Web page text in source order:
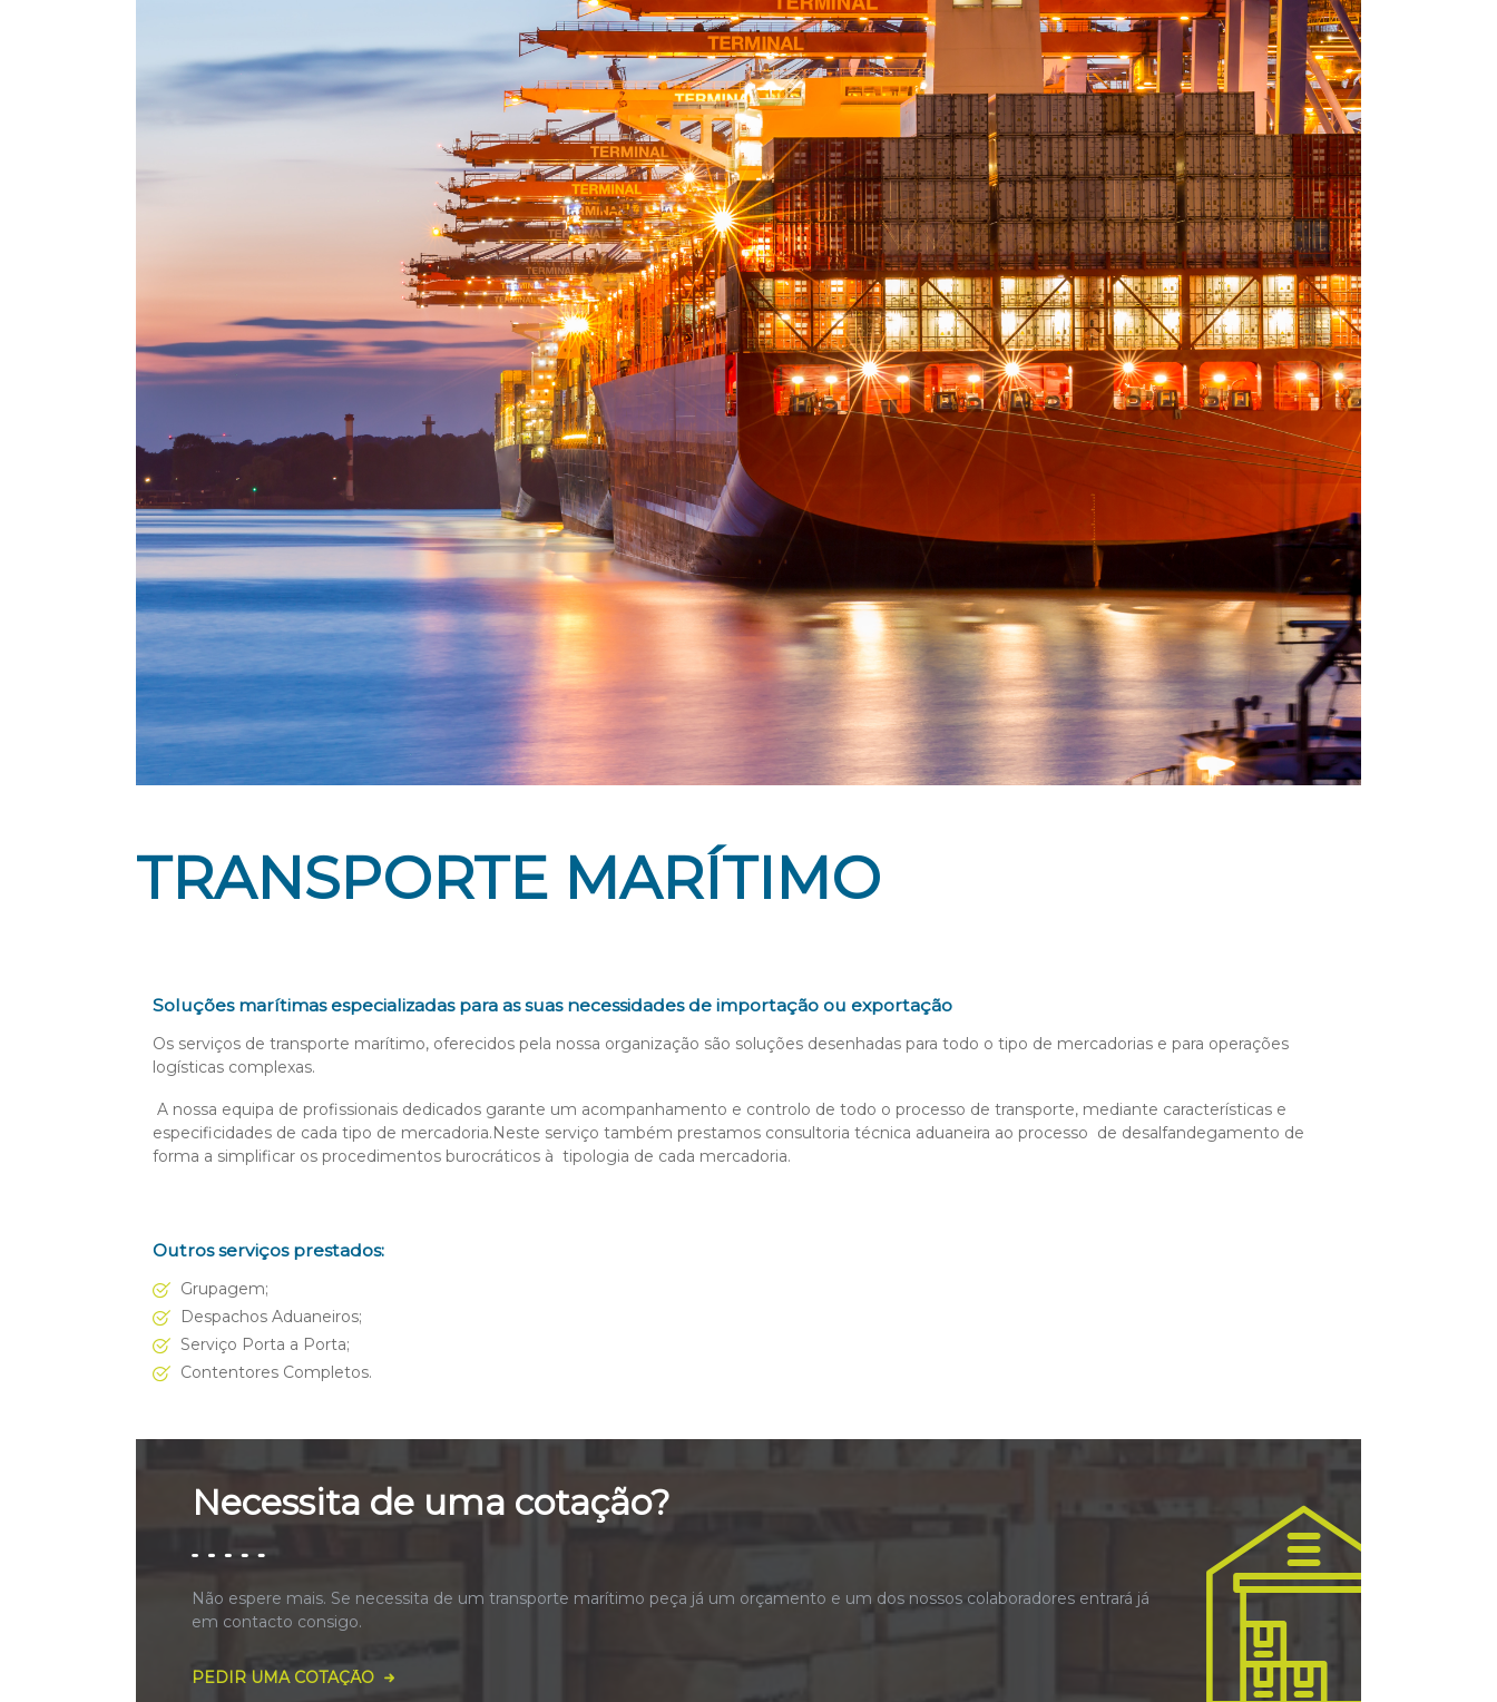
TRANSPORTE MARÍTIMO
Soluções marítimas especializadas para as suas necessidades de importação ou exportação
Os serviços de transporte marítimo, oferecidos pela nossa organização são soluções desenhadas para todo o tipo de mercadorias e para operações
logísticas complexas.
A nossa equipa de profissionais dedicados garante um acompanhamento e controlo de todo o processo de transporte, mediante características e
especificidades de cada tipo de mercadoria.Neste serviço também prestamos consultoria técnica aduaneira ao processo de desalfandegamento de
forma a simplificar os procedimentos burocráticos à tipologia de cada mercadoria.
Outros serviços prestados:
Grupagem;
Despachos Aduaneiros;
Serviço Porta a Porta;
Contentores Completos.
Necessita de uma cotação?
Não espere mais. Se necessita de um transporte marítimo peça já um orçamento e um dos nossos colaboradores entrará já
em contacto consigo.
PEDIR UMA COTAÇÃO